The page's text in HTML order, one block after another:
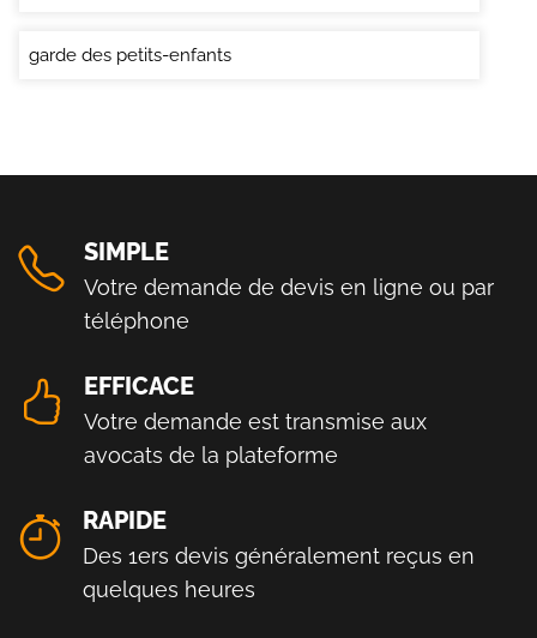
garde des petits-enfants
SIMPLE
Votre demande de devis en ligne ou par
téléphone
EFFICACE
Votre demande est transmise aux
avocats de la plateforme
RAPIDE
Des 1ers devis généralement reçus en
quelques heures